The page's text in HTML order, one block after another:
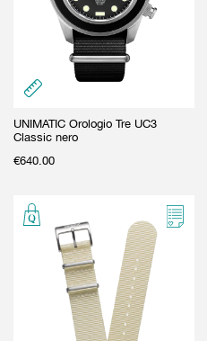
UNIMATIC Orologio Tre UC3
Classic nero
€640.00